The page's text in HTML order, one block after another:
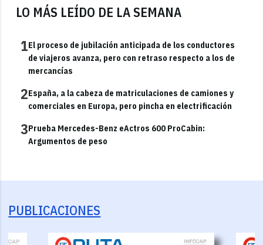
LO MÁS LEÍDO DE LA SEMANA
1El proceso de jubilación anticipada de los conductores
de viajeros avanza, pero con retraso respecto a los de
mercancías
2España, a la cabeza de matriculaciones de camiones y
comerciales en Europa, pero pincha en electrificación
3Prueba Mercedes-Benz eActros 600 ProCabin:
Argumentos de peso
PUBLICACIONES